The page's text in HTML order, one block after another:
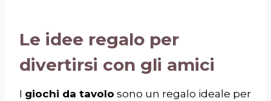
Le idee regalo per
divertirsi con gli amici
I giochi da tavolo sono un regalo ideale per